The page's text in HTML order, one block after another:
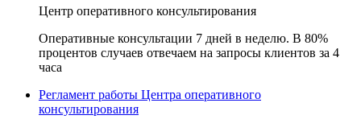
Центр оперативного консультирования
Оперативные консультации 7 дней в неделю. В 80%
процентов случаев отвечаем на запросы клиентов за 4
часа
Регламент работы Центра оперативного
консультирования